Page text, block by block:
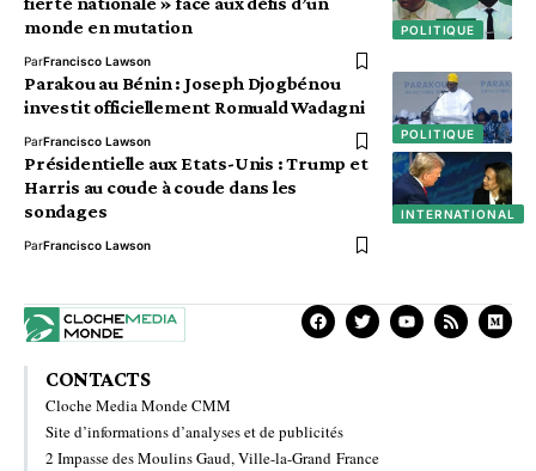
POLITIQUE
monde en mutation
ParFrancisco Lawson
POLITIQUE
Parakou au Bénin : Joseph Djogbénou
investit officiellement Romuald Wadagni
ParFrancisco Lawson
INTERNATIONAL
Présidentielle aux Etats-Unis : Trump et
Harris au coude à coude dans les
sondages
ParFrancisco Lawson
CONTACTS
Cloche Media Monde CMM
Site d’informations d’analyses et de publicités
2 Impasse des Moulins Gaud, Ville-la-Grand France